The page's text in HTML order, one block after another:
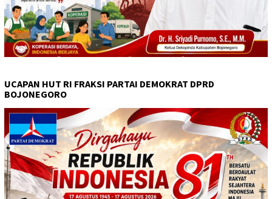
UCAPAN HUT RI FRAKSI PARTAI DEMOKRAT DPRD
BOJONEGORO